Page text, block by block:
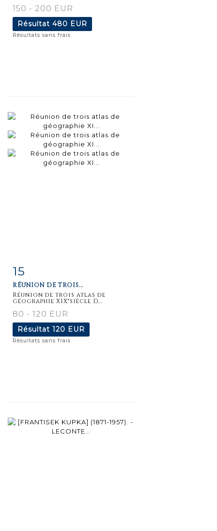
150 - 200 EUR
Résultat 480 EUR
Résultats sans frais
15
RÉUNION DE TROIS...
Réunion de trois atlas de
géographie XIX°siècle D...
80 - 120 EUR
Résultat 120 EUR
Résultats sans frais